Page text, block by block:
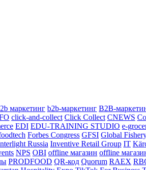
маркетинг b2b-маркетинг B2B-
click-and-collect Click Collect CNEWS
EDI EDU-TRAINING STUDIO e-
Forbes Congress GFSI Global
Russia Inventive Retail Group IT
NPS OBI offline магазин offline
PRODFOOD QR-код Quorum RAEX